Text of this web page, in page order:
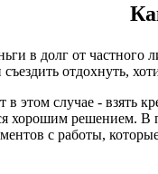
в долг от
отдохнуть,
этом случае - взять
хорошим решением. В
с работы,